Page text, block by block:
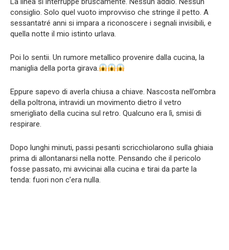
consiglio. Solo quel vuoto improvviso che stringe il petto. A
sessantatré anni si impara a riconoscere i segnali invisibili, e
quella notte il mio istinto urlava.
Poi lo sentii. Un rumore metallico provenire dalla cucina, la
maniglia della porta girava.
Eppure sapevo di averla chiusa a chiave. Nascosta nell’ombra
della poltrona, intravidi un movimento dietro il vetro
smerigliato della cucina sul retro. Qualcuno era lì, smisi di
respirare.
Dopo lunghi minuti, passi pesanti scricchiolarono sulla ghiaia
prima di allontanarsi nella notte. Pensando che il pericolo
fosse passato, mi avvicinai alla cucina e tirai da parte la
tenda: fuori non c’era nulla.